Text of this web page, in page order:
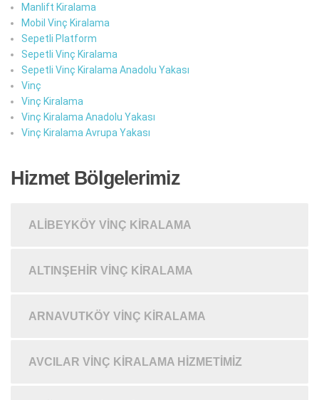
Manlift Kiralama
Mobil Vinç Kiralama
Sepetli Platform
Sepetli Vinç Kiralama
Sepetli Vinç Kiralama Anadolu Yakası
Vinç
Vinç Kiralama
Vinç Kiralama Anadolu Yakası
Vinç Kiralama Avrupa Yakası
Hizmet Bölgelerimiz
ALIBEYKÖY VINÇ KIRALAMA
ALTINŞEHIR VINÇ KIRALAMA
ARNAVUTKÖY VINÇ KIRALAMA
AVCILAR VINÇ KIRALAMA HIZMETIMIZ